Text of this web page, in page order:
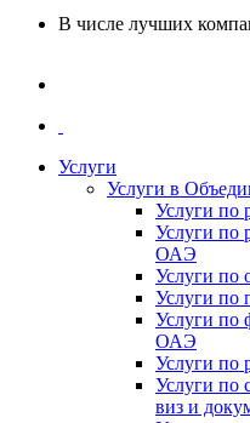
В числе лучших
Услуги
Услуги в
Услуги по
Услуги по
ОАЭ
Услуги по
Услуги
Услуги по
ОАЭ
Услуги по
Услуги по
виз и